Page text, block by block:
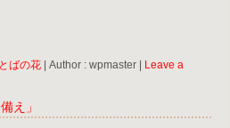
ばの花 Author : wpmaster
Leave a
え」